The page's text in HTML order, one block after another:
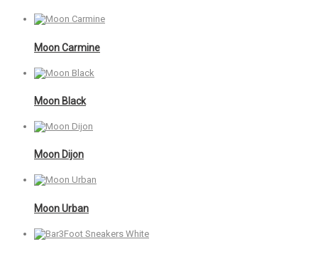
Moon Carmine
Moon Black
Moon Dijon
Moon Urban